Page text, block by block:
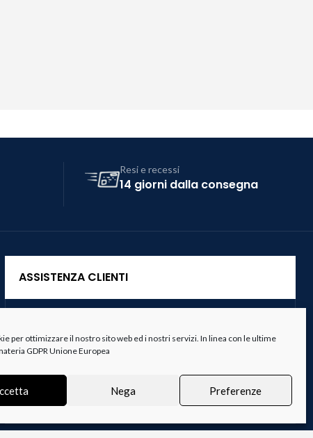
per ottimizzare il nostro sito web ed i nostri servizi. In linea con le ultime
GDPR Unione Europea
Nega Preferenze
Resi e recessi
14 giorni dalla consegna
ASSISTENZA CLIENTI
Spedizioni
Resi e Recessi
Termini e Condizioni